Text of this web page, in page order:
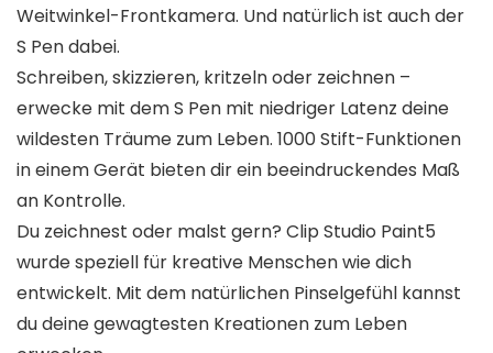
Weitwinkel-Frontkamera. Und natürlich ist auch der
S Pen dabei.
Schreiben, skizzieren, kritzeln oder zeichnen –
erwecke mit dem S Pen mit niedriger Latenz deine
wildesten Träume zum Leben. 1000 Stift-Funktionen
in einem Gerät bieten dir ein beeindruckendes Maß
an Kontrolle.
Du zeichnest oder malst gern? Clip Studio Paint5
wurde speziell für kreative Menschen wie dich
entwickelt. Mit dem natürlichen Pinselgefühl kannst
du deine gewagtesten Kreationen zum Leben